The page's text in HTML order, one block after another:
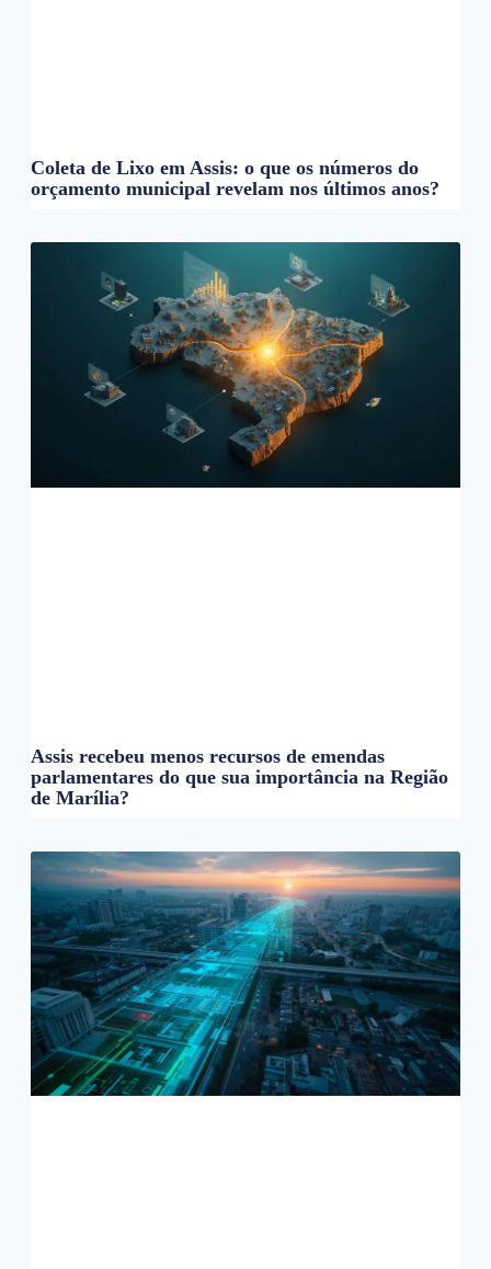
Coleta de Lixo em Assis: o que os números do
orçamento municipal revelam nos últimos anos?
Assis recebeu menos recursos de emendas
parlamentares do que sua importância na Região
de Marília?